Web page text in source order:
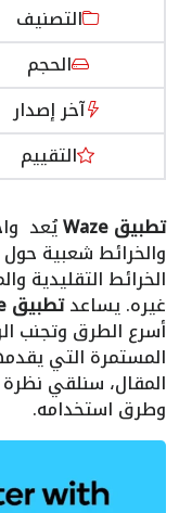
التصنيف
الحجم
آخر إصدار
التقييم
تطبيق Waze يُعد
والخرائط شعبية
الخرائط التقليدية
غيره. يساعدتطبيق Waze
أسرع الطرق وتجنب
المستمرة التي
المقال، سنلقي
وطرق استخدامه.